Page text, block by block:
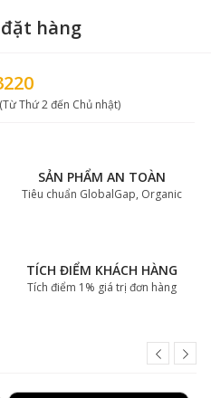
hàng
Thứ 2 đến Chủ nhật)
SẢN PHẨM AN TOÀN
Tiêu chuẩn GlobalGap, Organic
TÍCH ĐIỂM KHÁCH HÀNG
Tích điểm 1% giá trị đơn hàng